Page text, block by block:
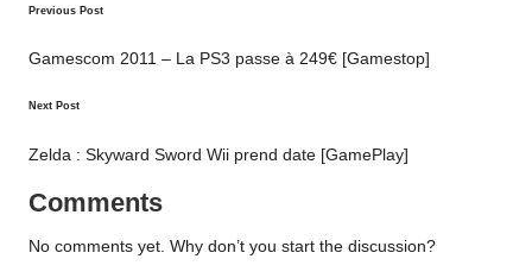
Post
navigation
Previous Post
Gamescom 2011 – La PS3 passe à 249€ [Gamestop]
Next Post
Zelda : Skyward Sword Wii prend date [GamePlay]
Comments
No comments yet. Why don’t you start the discussion?